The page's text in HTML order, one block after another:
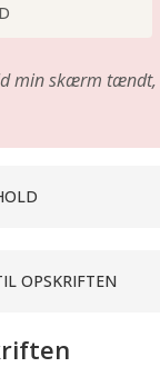
min skærm tændt,
OPSKRIFTEN